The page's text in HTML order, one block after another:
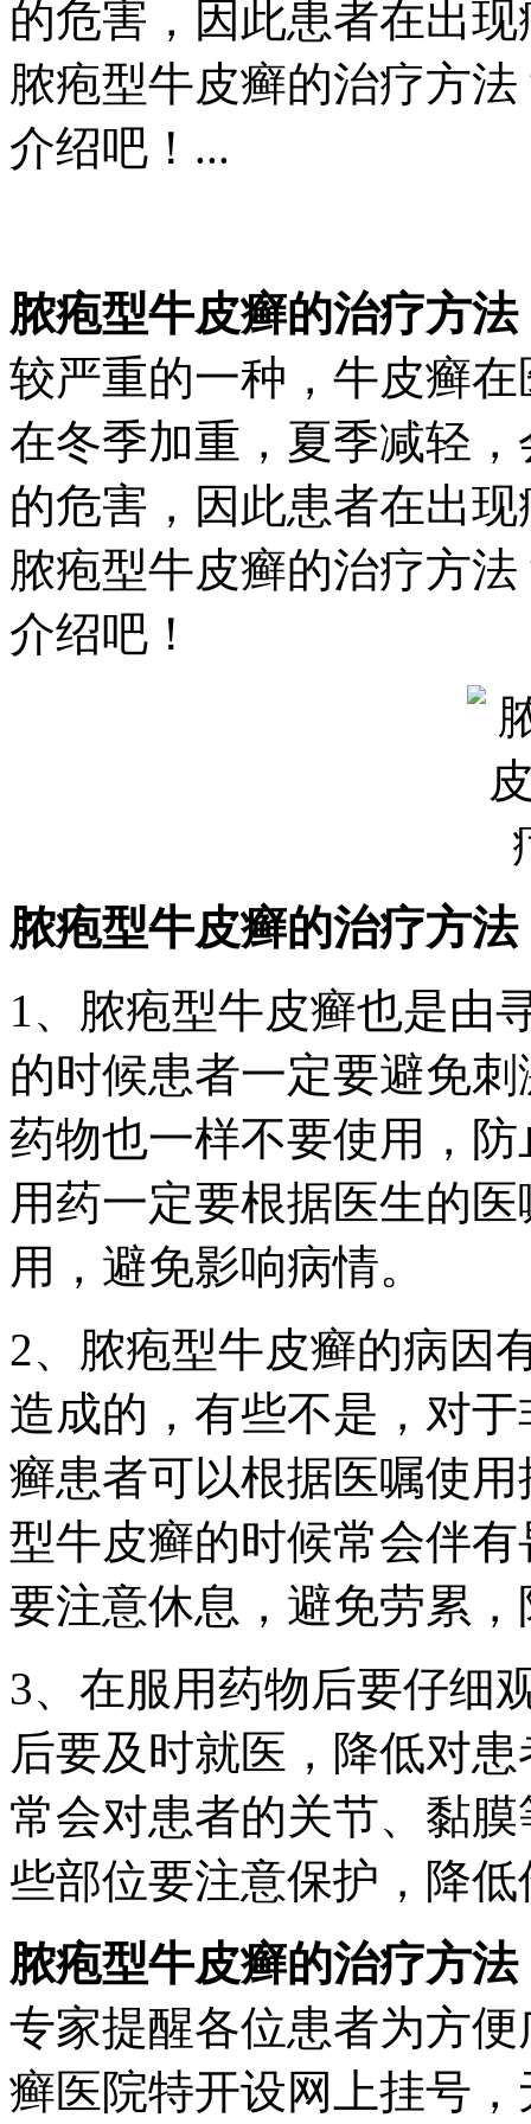
的危害，因此患者在出
脓疱型牛皮癣的治疗方
介绍吧！...
脓疱型牛皮癣的治疗方法
较严重的一种，牛皮癣
在冬季加重，夏季减轻
的危害，因此患者在出
脓疱型牛皮癣的治疗方
介绍吧！
脓疱型牛皮癣的治疗方法
1、脓疱型牛皮癣也是由
的时候患者一定要避免
药物也一样不要使用，
用药一定要根据医生的
用，避免影响病情。
2、脓疱型牛皮癣的病因
造成的，有些不是，对
癣患者可以根据医嘱使
型牛皮癣的时候常会伴
要注意休息，避免劳累
3、在服用药物后要仔细
后要及时就医，降低对
常会对患者的关节、黏
些部位要注意保护，降低
脓疱型牛皮癣的治疗方法
专家提醒各位患者为方
癣医院特开设网上挂号